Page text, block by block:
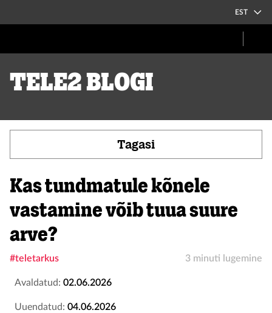
EST
Tele2 blogi
Tagasi
Kas tundmatule kõnele
vastamine võib tuua suure
arve?
#teletarkus 3 minuti lugemine
Avaldatud: 02.06.2026
Uuendatud: 04.06.2026